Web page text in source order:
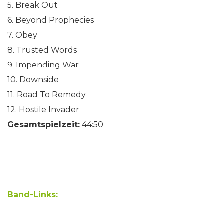
5. Break Out
6. Beyond Prophecies
7. Obey
8. Trusted Words
9. Impending War
10. Downside
11. Road To Remedy
12. Hostile Invader
Gesamtspielzeit: 44:50
Band-Links: